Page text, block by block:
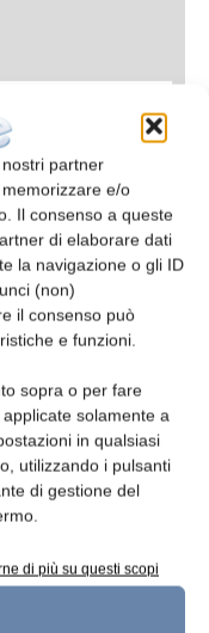
partner
e/o
Il consenso a queste
di elaborare dati
la navigazione o gli ID
(non)
il consenso può
e funzioni.
sopra o per fare
solamente a
in qualsiasi
utilizzando i pulsanti
di gestione del
di più su questi scopi